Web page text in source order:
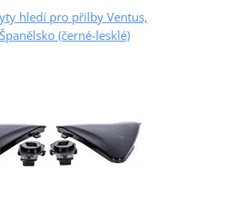
hledí pro přilby Ventus,
(černé-lesklé)